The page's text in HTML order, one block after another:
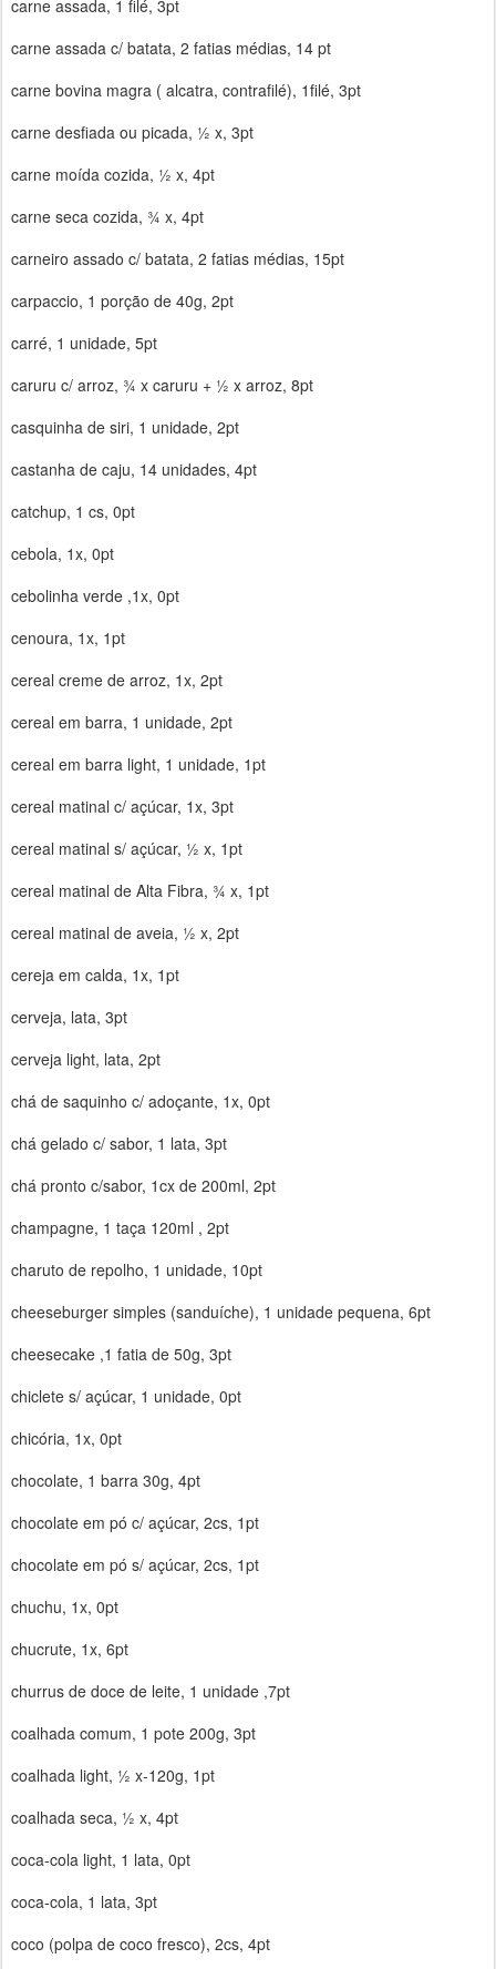
carne assada, 1 filé, 3pt
carne assada c/ batata, 2 fatias médias, 14 pt
carne bovina magra ( alcatra, contrafilé), 1filé, 3pt
carne desfiada ou picada, ½ x, 3pt
carne moída cozida, ½ x, 4pt
carne seca cozida, ¾ x, 4pt
carneiro assado c/ batata, 2 fatias médias, 15pt
carpaccio, 1 porção de 40g, 2pt
carré, 1 unidade, 5pt
caruru c/ arroz, ¾ x caruru + ½ x arroz, 8pt
casquinha de siri, 1 unidade, 2pt
castanha de caju, 14 unidades, 4pt
catchup, 1 cs, 0pt
cebola, 1x, 0pt
cebolinha verde ,1x, 0pt
cenoura, 1x, 1pt
cereal creme de arroz, 1x, 2pt
cereal em barra, 1 unidade, 2pt
cereal em barra light, 1 unidade, 1pt
cereal matinal c/ açúcar, 1x, 3pt
cereal matinal s/ açúcar, ½ x, 1pt
cereal matinal de Alta Fibra, ¾ x, 1pt
cereal matinal de aveia, ½ x, 2pt
cereja em calda, 1x, 1pt
cerveja, lata, 3pt
cerveja light, lata, 2pt
chá de saquinho c/ adoçante, 1x, 0pt
chá gelado c/ sabor, 1 lata, 3pt
chá pronto c/sabor, 1cx de 200ml, 2pt
champagne, 1 taça 120ml , 2pt
charuto de repolho, 1 unidade, 10pt
cheeseburger simples (sanduíche), 1 unidade pequena, 6pt
cheesecake ,1 fatia de 50g, 3pt
chiclete s/ açúcar, 1 unidade, 0pt
chicória, 1x, 0pt
chocolate, 1 barra 30g, 4pt
chocolate em pó c/ açúcar, 2cs, 1pt
chocolate em pó s/ açúcar, 2cs, 1pt
chuchu, 1x, 0pt
chucrute, 1x, 6pt
churrus de doce de leite, 1 unidade ,7pt
coalhada comum, 1 pote 200g, 3pt
coalhada light, ½ x-120g, 1pt
coalhada seca, ½ x, 4pt
coca-cola light, 1 lata, 0pt
coca-cola, 1 lata, 3pt
coco (polpa de coco fresco), 2cs, 4pt